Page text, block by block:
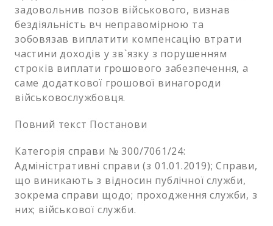
задовольнив позов військового, визнав
бездіяльність вч неправомірною та
зобовязав виплатити компенсацію втрати
частини доходів у зв`язку з порушенням
строків виплати грошового забезпечення, а
саме додаткової грошової винагороди
військовослужбовця.
Повний текст Постанови
Категорія справи № 300/7061/24:
Адміністративні справи (з 01.01.2019); Справи,
що виникають з відносин публічної служби,
зокрема справи щодо; проходження служби, з
них; військової служби.